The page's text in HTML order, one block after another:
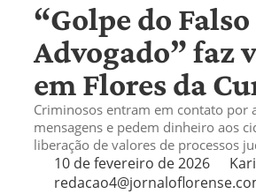
“Golpe do Falso
Advogado” faz
em Flores da
Criminosos entram em contato por
mensagens e pedem dinheiro aos
liberação de valores de processos
10 de fevereiro de 2026